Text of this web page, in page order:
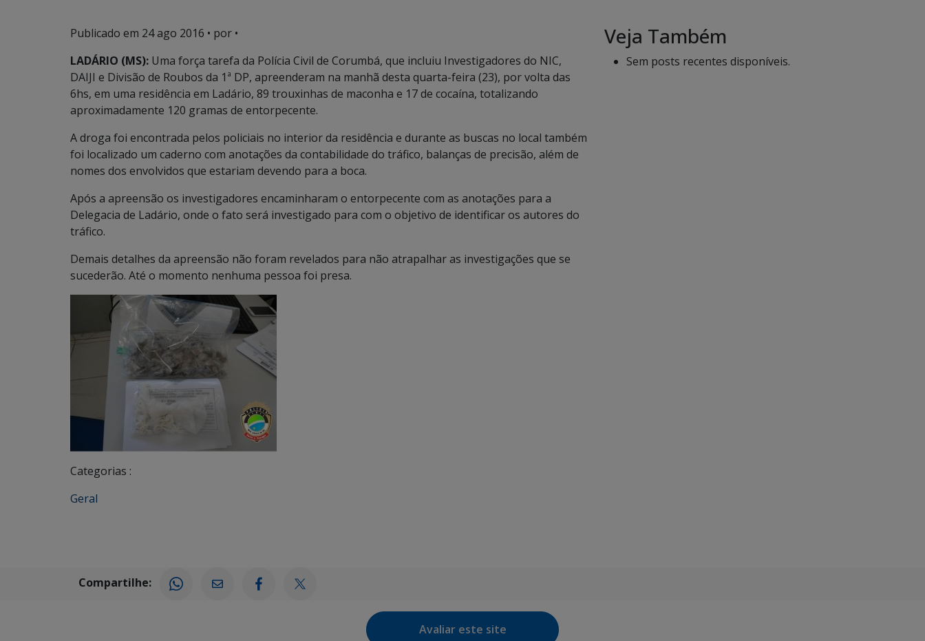
Publicado em 24 ago 2016 • por •
LADÁRIO (MS): Uma força tarefa da Polícia Civil de Corumbá, que incluiu Investigadores do NIC,
DAIJI e Divisão de Roubos da 1ª DP, apreenderam na manhã desta quarta-feira (23), por volta das
6hs, em uma residência em Ladário, 89 trouxinhas de maconha e 17 de cocaína, totalizando
aproximadamente 120 gramas de entorpecente.
A droga foi encontrada pelos policiais no interior da residência e durante as buscas no local também
foi localizado um caderno com anotações da contabilidade do tráfico, balanças de precisão, além de
nomes dos envolvidos que estariam devendo para a boca.
Após a apreensão os investigadores encaminharam o entorpecente com as anotações para a
Delegacia de Ladário, onde o fato será investigado para com o objetivo de identificar os autores do
tráfico.
Demais detalhes da apreensão não foram revelados para não atrapalhar as investigações que se
sucederão. Até o momento nenhuma pessoa foi presa.
Categorias :
Geral
Veja Também
Sem posts recentes disponíveis.
Compartilhe:
Avaliar este site